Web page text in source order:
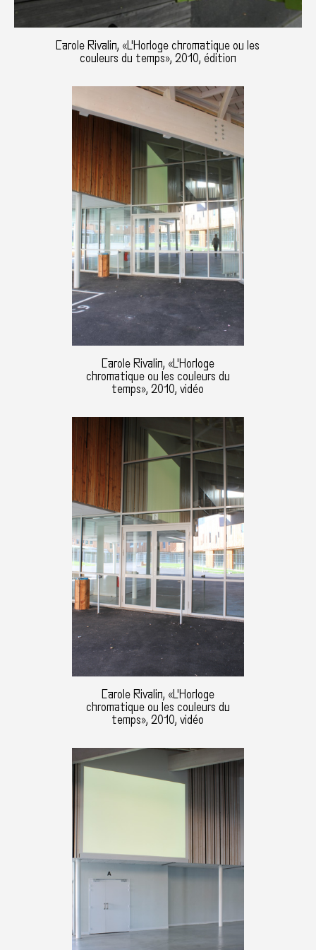
Carole Rivalin, «L'Horloge chromatique ou les
couleurs du temps», 2010, édition
Carole Rivalin, «L'Horloge
chromatique ou les couleurs du
temps», 2010, vidéo
Carole Rivalin, «L'Horloge
chromatique ou les couleurs du
temps», 2010, vidéo